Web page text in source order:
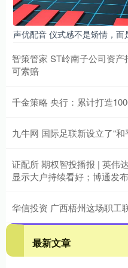
声优配音 仪式感不是矫情，而
智策管家 ST岭南子公司资
可索赔
千金策略 央行：累计打造
九牛网 国际足联新设立了“
证配所 期权智投播报 | 英伟
显示大户持续看好；博通发
华信投资 广西梧州这场职工
最新文章